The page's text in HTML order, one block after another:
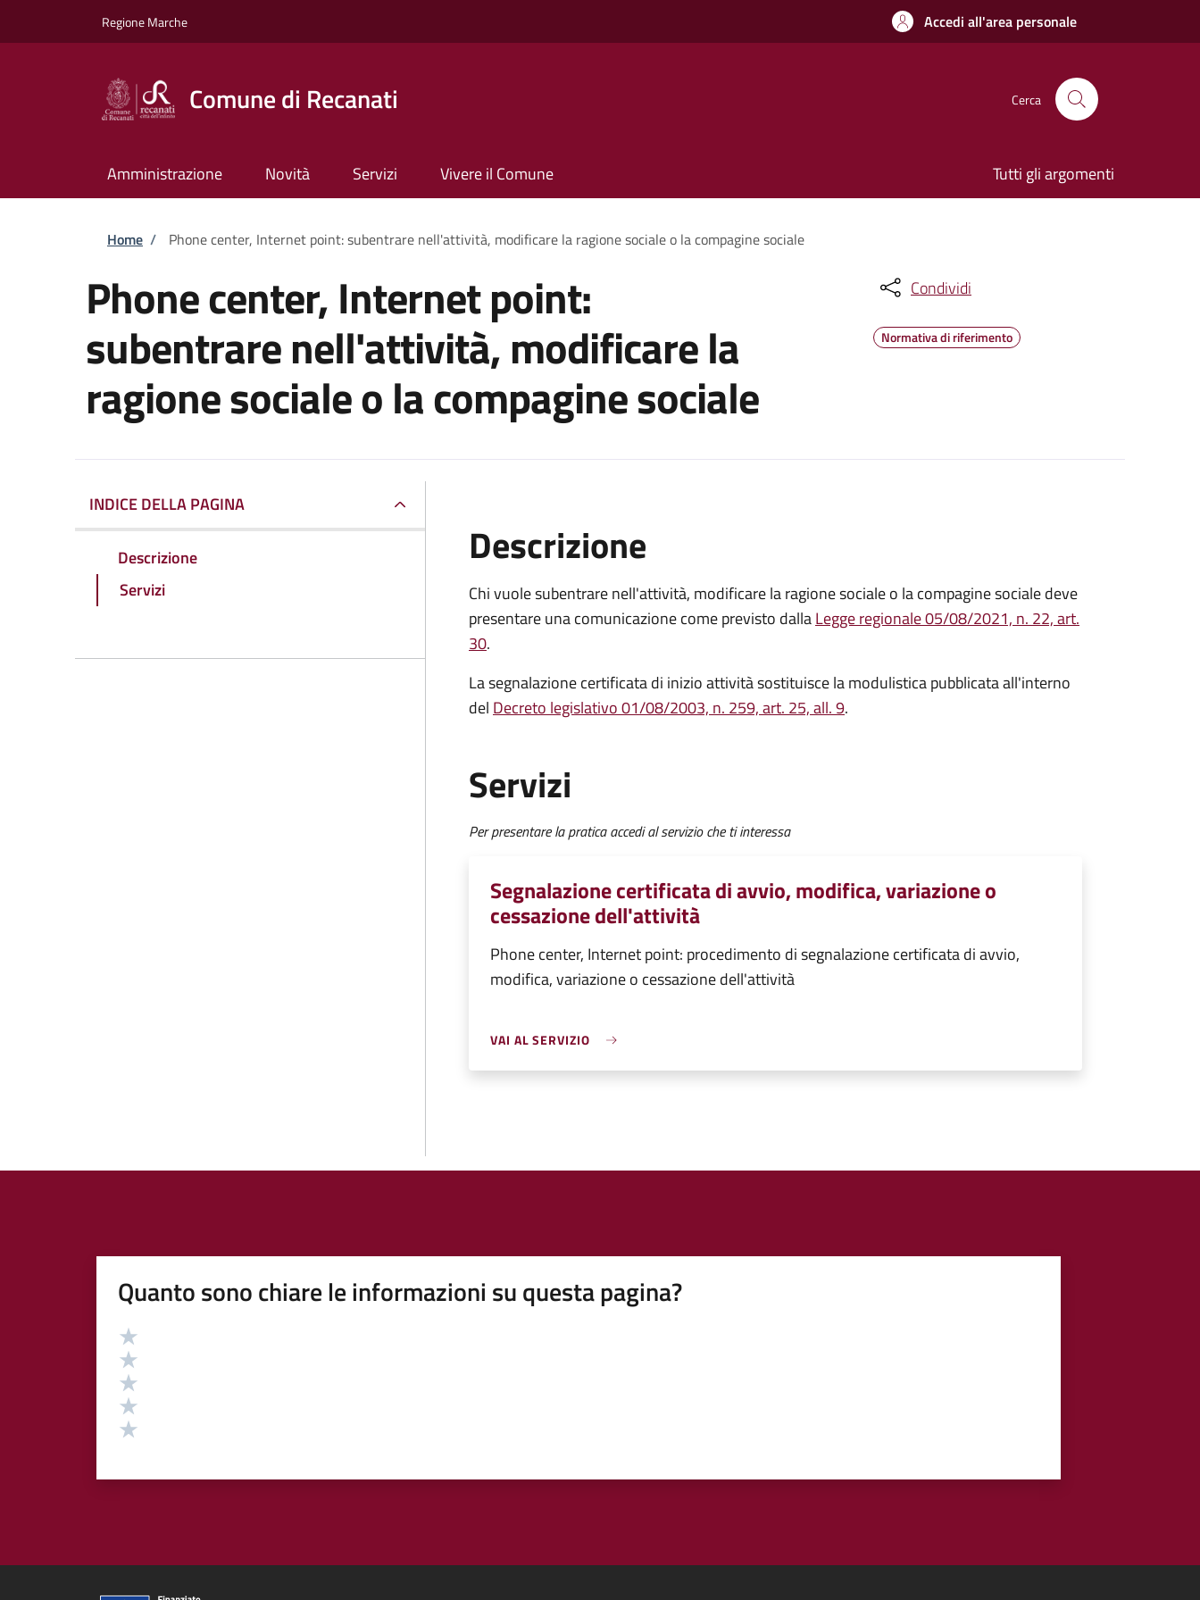
Regione Marche Accedi all'area personale
Comune di Recanati Cerca
Amministrazione Novità Servizi Vivere il Comune Tutti gli argomenti
Briciole di pane
Home / Phone center, Internet point: subentrare nell'attività, modificare la ragione sociale o la compagine sociale
Phone center, Internet point:
subentrare nell'attività, modificare la
ragione sociale o la compagine sociale
Condividi
Normativa di riferimento
INDICE DELLA PAGINA
Descrizione
Servizi
Descrizione
Chi vuole subentrare nell'attività, modificare la ragione sociale o la compagine sociale deve
presentareuna comunicazione come previsto dallaLegge regionale 05/08/2021, n. 22, art.
30.
Lasegnalazione certificata di inizio attivitàsostituisce la modulistica pubblicata all'interno
del Decreto legislativo 01/08/2003, n. 259, art. 25, all. 9.
Servizi
Per presentare la pratica accedi al servizio che ti interessa
Segnalazione certificata di avvio, modifica, variazione o
cessazione dell'attività
Phone center, Internet point: procedimento di segnalazione certificata di avvio,
modifica, variazione o cessazione dell'attività
VAI AL SERVIZIO
Quanto sono chiare le informazioni su questa pagina?
Valutazione